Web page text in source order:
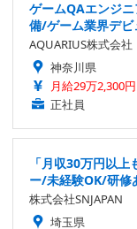
ゲームQAエンジ
備/ゲーム業界デ
AQUARIUS株式会社
神奈川県
月給29万2,300
正社員
「月収30万円以
ー/未経験OK/研修
株式会社SNJAPAN
埼玉県